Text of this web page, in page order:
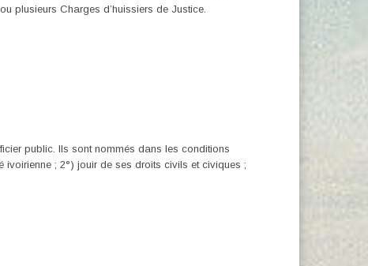
plusieurs Charges d’huissiers de Justice.
public. Ils sont nommés dans les conditions
ivoirienne ; 2°) jouir de ses droits civils et civiques ;